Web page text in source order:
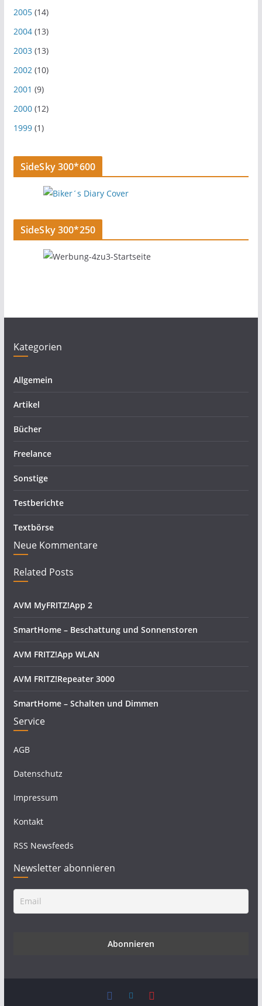
2005(14)
2004(13)
2003(13)
2002(10)
2001 (9)
2000(12)
1999(1)
SideSky 300*600
SideSky 300*250
Kategorien
Allgemein
Artikel
Bücher
Freelance
Sonstige
Testberichte
Textbörse
Neue Kommentare
Related Posts
AVM MyFRITZ!App 2
SmartHome – Beschattung und Sonnenstoren
AVM FRITZ!App WLAN
AVM FRITZ!Repeater 3000
SmartHome – Schalten und Dimmen
Service
AGB
Datenschutz
Impressum
Kontakt
RSS Newsfeeds
Newsletter abonnieren